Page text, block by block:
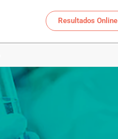
Resultados Online